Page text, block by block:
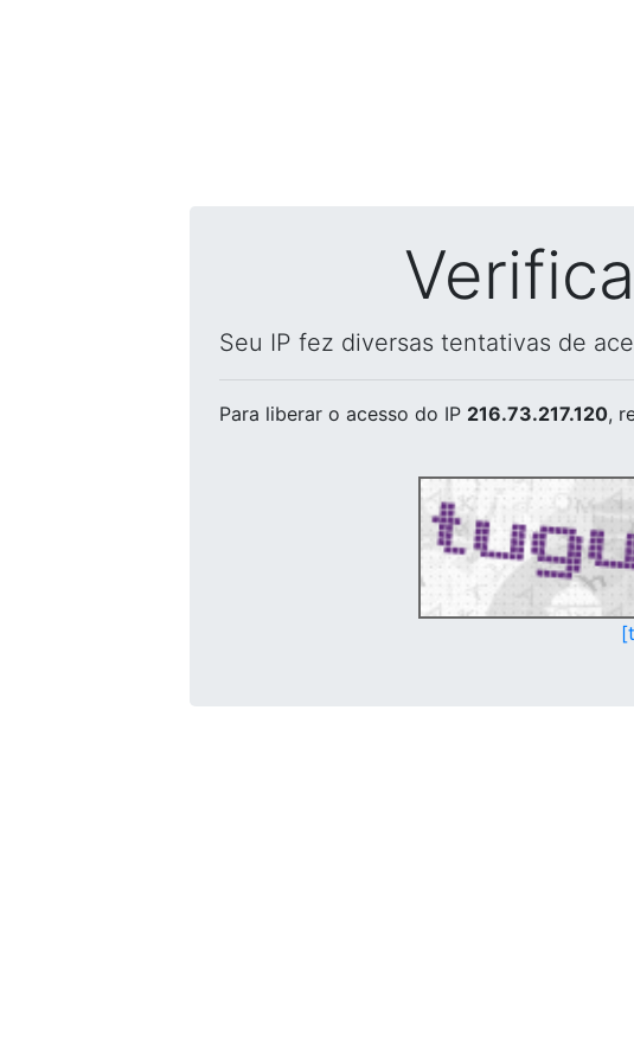
Seu IP fez diversas tentativas de
Para liberar o acesso do IP 216.73.217.120,